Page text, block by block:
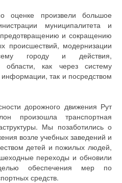
оценке произвели большое
муниципалитета и
и сокращению
происшествий, модернизации
городу и действия,
как через систему
так и посредством
дорожного движения Рут
произошла транспортная
Мы позаботились о
возле учебных заведений и
детей и пожилых людей,
переходы и обновили
обеспечения мер по
средств.